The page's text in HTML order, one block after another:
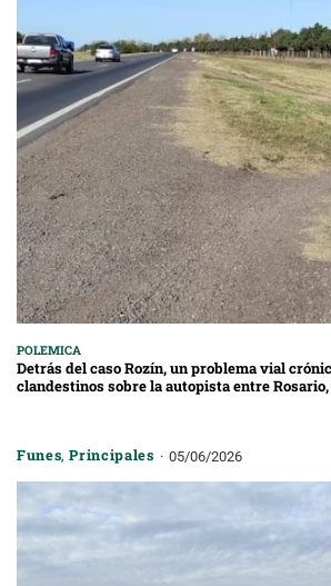
POLEMICA
Detrás del caso Rozín, un problema vial
clandestinos sobre la autopista entre
Funes,Principales 05/06/2026